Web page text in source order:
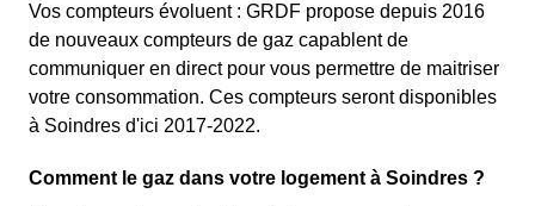
Vos compteurs évoluent : GRDF propose depuis 2016
de nouveaux compteurs de gaz capablent de
communiquer en direct pour vous permettre de maitriser
votre consommation. Ces compteurs seront disponibles
à Soindres d'ici 2017-2022.
Comment le gaz dans votre logement à Soindres ?